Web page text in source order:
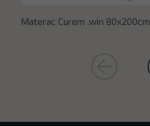
Materac Curem .win 80x200cm